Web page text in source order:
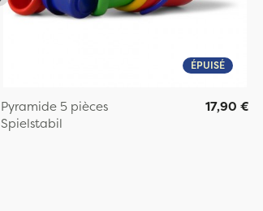
ÉPUISÉ
Pyramide 5 pièces
Spielstabil
17,90 €